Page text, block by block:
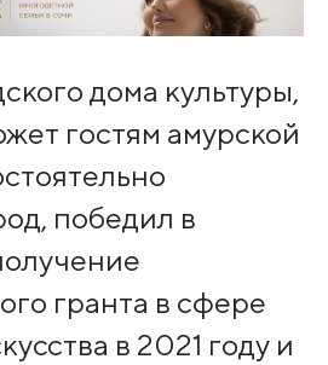
дома культуры,
гостям амурской
победил в
гранта в сфере
в 2021 году и